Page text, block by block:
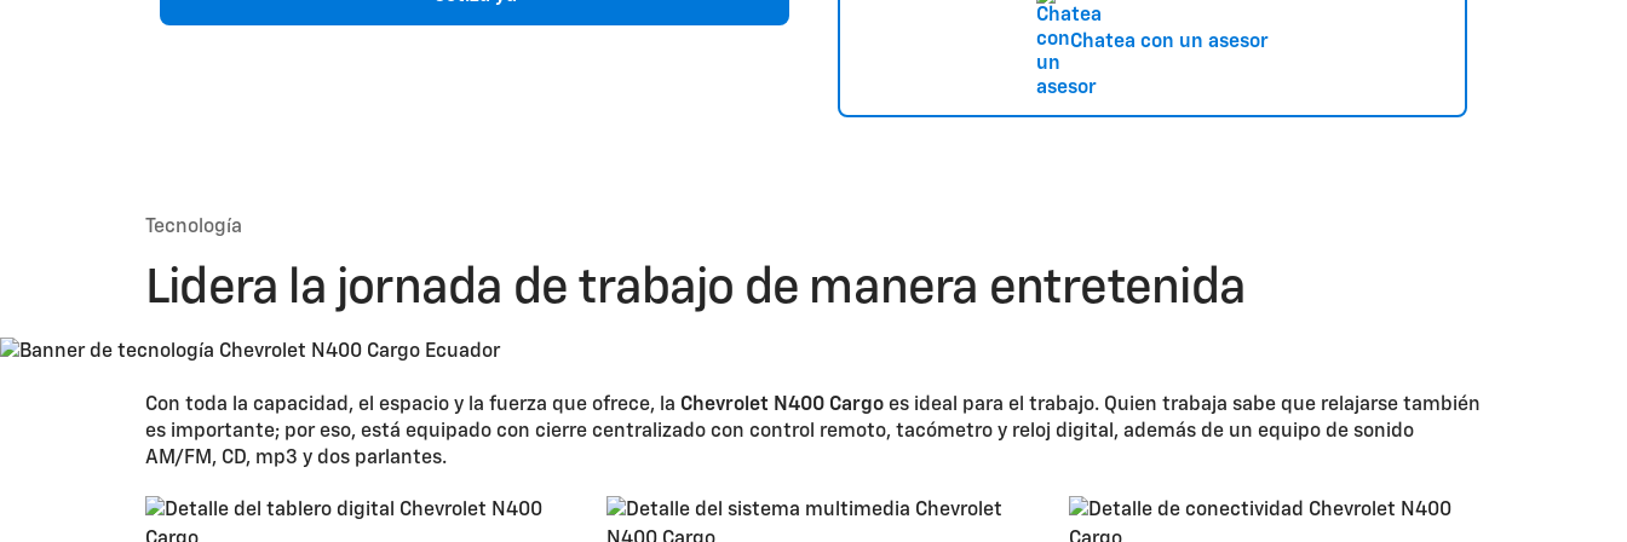
Chatea con un asesor
Tecnología
Lidera la jornada de trabajo de manera entretenida
Con toda la capacidad, el espacio y la fuerza que ofrece, la Chevrolet N400 Cargo es ideal para el trabajo. Quien trabaja sabe que relajarse también
es importante; por eso, está equipado con cierre centralizado con control remoto, tacómetro y reloj digital, además de un equipo de sonido
AM/FM, CD, mp3 y dos parlantes.